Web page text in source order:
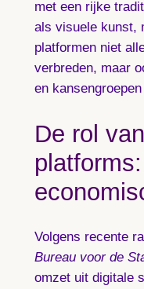
met een rijke
als visuele kunst,
platformen niet
verbreden, maar
en
De rol
Volgens recente
Bureau voor de
omzet uit digitale